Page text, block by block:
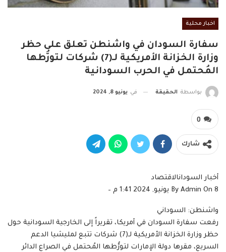
اخبار محلية
سفارة السودان في واشنطن تعلق على حظر
وزارة الخزانة الأمريكية لـ(7) شركات لتورُّطها
المُحتمل في الحرب السودانية
بواسطة الحقيقة في يونيو 8, 2024
0
شارك
أخبار السودانالاقتصاد
By Admin On 8 يونيو, 2024 1:41 م –
واشنطن: السوداني
رفعت سفارة السودان في أمريكا، تقريراً إلى الخارجية السودانية حول
حظر وزارة الخزانة الأمريكية لـ(7) شركات تتبع لمليشيا الدعم
السريع، مقرها دولة الإمارات لتورُّطها المُحتمل في الصراع الدائر